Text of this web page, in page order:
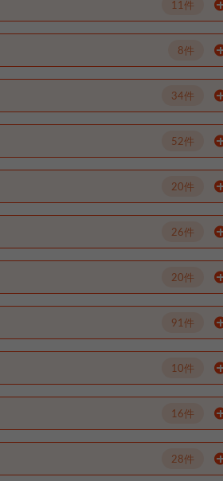
11件
8件
34件
52件
20件
26件
20件
91件
10件
16件
28件